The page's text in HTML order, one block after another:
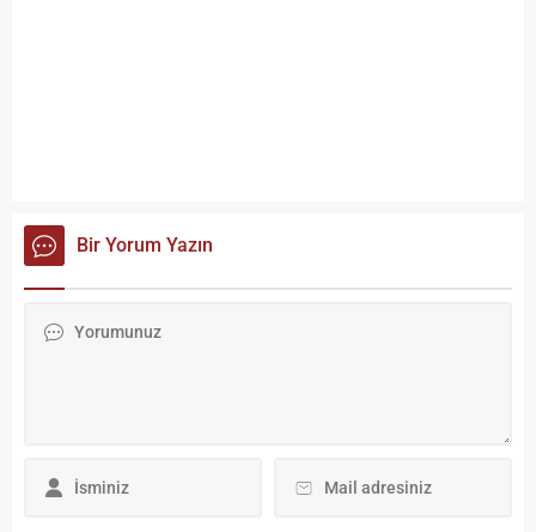
Bir Yorum Yazın